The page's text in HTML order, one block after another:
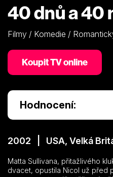
40 dnů a 40
Filmy / Komedie /
Koupit TV online
Hodnocení:
2002 | USA, Velká
Matta Sullivana, přitažlivého
dvacet, opustila Nicol už před